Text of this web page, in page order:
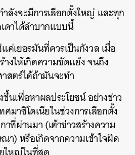
ำลังจะมีการเลือกตั้งใหญ่ และทุก
ดาได้ลำบากแบบนี้
ค่เยอรมันที่ควรเป็นกังวล เมื่อ
งให้เกิดความขัดแย้ง จนถึง
สตร์ได้ถ้ามันจะทำ
นเพื่อหาผลประโยชน์ อย่างข่าว
มาซิโดเนียในช่วงการเลือกตั้ง
าที่ผ่านมา (เต้าข่าวสร้างความ
า) หรือเกิดจากความเข้าใจผิด